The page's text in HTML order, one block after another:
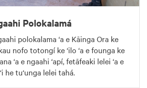
Polokalamá
polokalama ‘a e Kāinga Ora ke
nofo totongí ke ‘ilo ‘a e founga ke
‘a e ngaahi ‘apí, fetāfeaki lelei ‘a e
he tu‘unga lelei tahá.